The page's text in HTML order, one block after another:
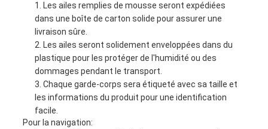
Les ailes remplies de mousse seront expédiées
dans une boîte de carton solide pour assurer une
livraison sûre.
Les ailes seront solidement enveloppées dans du
plastique pour les protéger de l'humidité ou des
dommages pendant le transport.
Chaque garde-corps sera étiqueté avec sa taille et
les informations du produit pour une identification
facile.
Pour la navigation: